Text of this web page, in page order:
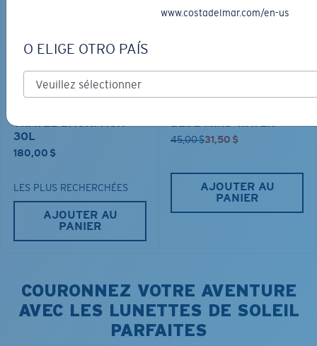
TRAVEL BACKPACK
30L
180,00 $
LES PLUS RECHERCHÉES
AJOUTER AU
PANIER
45,00 $31,50 $
AJOUTER AU
PANIER
COURONNEZ VOTRE AVENTURE
AVEC LES LUNETTES DE SOLEIL
PARFAITES
www.costadelmar.com/en-us
O ELIGE OTRO PAÍS